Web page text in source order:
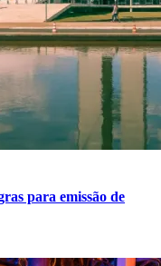
para emissão de